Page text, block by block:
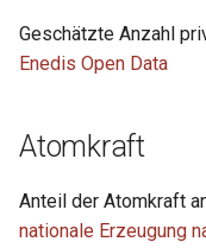
Geschätzte Anzahl
Enedis Open Data
Atomkraft
Anteil der Atomkraft
nationale Erzeugung